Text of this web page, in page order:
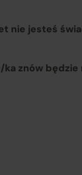
nie jesteś
znów będzie